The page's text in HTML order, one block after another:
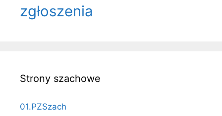
zgłoszenia
Strony szachowe
01.PZSzach